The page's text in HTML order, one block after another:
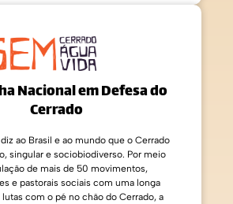
Nacional em Defesa do
Cerrado
ao Brasil e ao mundo que o Cerrado
singular e sociobiodiverso. Por meio
de mais de 50 movimentos,
e pastorais sociais com uma longa
com o pé no chão do Cerrado, a